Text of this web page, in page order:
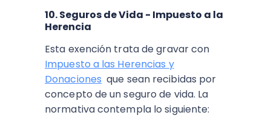
10. Seguros de Vida - Impuesto a la
Herencia
Esta exención trata de gravar con
Impuesto a las Herencias y
Donaciones que sean recibidas por
concepto de un seguro de vida. La
normativa contempla lo siguiente: